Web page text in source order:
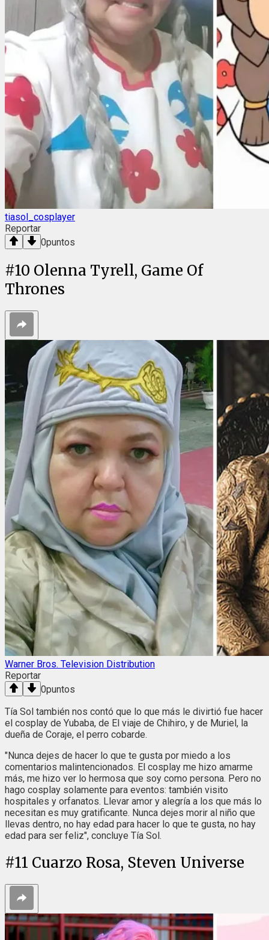
tiasol_cosplayer
Reportar
0puntos
#10 Olenna Tyrell, Game Of
Thrones
Warner Bros. Television Distribution
Reportar
0puntos
Tía Sol también nos contó que lo que más le divirtió fue hacer
el cosplay de Yubaba, de El viaje de Chihiro, y de Muriel, la
dueña de Coraje, el perro cobarde.
"Nunca dejes de hacer lo que te gusta por miedo a los
comentarios malintencionados. El cosplay me hizo amarme
más, me hizo ver lo hermosa que soy como persona. Pero no
hago cosplay solamente para eventos: también visito
hospitales y orfanatos. Llevar amor y alegría a los que más lo
necesitan es muy gratificante. Nunca dejes morir al niño que
llevas dentro, no hay edad para hacer lo que te gusta, no hay
edad para ser feliz", concluye Tía Sol.
#11 Cuarzo Rosa, Steven Universe